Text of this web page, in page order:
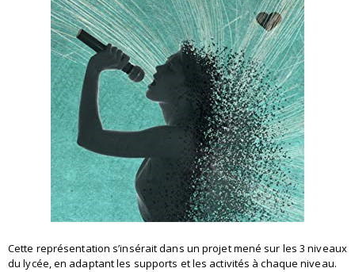
Cette représentation s’insérait dans un projet mené sur les 3 niveaux
du lycée, en adaptant les supports et les activités à chaque niveau.